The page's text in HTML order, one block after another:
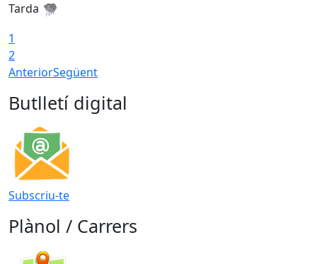
Tarda
1
2
AnteriorSegüent
Butlletí digital
Subscriu-te
Plànol / Carrers